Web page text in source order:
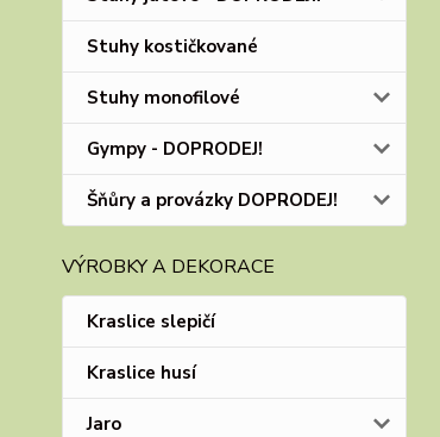
Stuhy kostičkované
Stuhy monofilové
Gympy - DOPRODEJ!
Šňůry a provázky DOPRODEJ!
VÝROBKY A DEKORACE
Kraslice slepičí
Kraslice husí
Jaro